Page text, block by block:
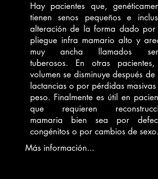
Hay pacientes que,
tienen senos pequeños e
alteración de la forma dado por
pliegue infra mamario alto y
muy ancha llamados
tuberosos. En otras pacientes,
volumen se disminuye después de
lactancias o por pérdidas masivas
peso. Finalmente es útil en
que requieren
mamaria bien sea por
congénitos o por cambios de sexo.
Más información...